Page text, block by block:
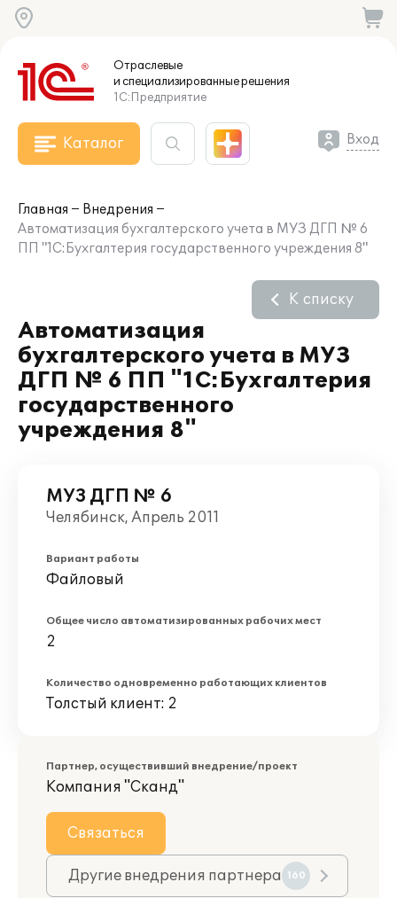
Отраслевые
и специализированныерешения
1С:Предприятие
Каталог Вход
Главная
Внедрения
Автоматизация бухгалтерского учета в МУЗ ДГП № 6
ПП "1С:Бухгалтерия государственного учреждения 8"
Автоматизация
бухгалтерского учета в МУЗ
ДГП № 6 ПП "1С:Бухгалтерия
государственного
учреждения 8"
К списку
МУЗ ДГП № 6
Челябинск, Апрель 2011
Вариант работы
Файловый
Общее число автоматизированных рабочих мест
2
Количество одновременно работающих клиентов
Толстый клиент: 2
Партнер, осуществивший внедрение/проект
Компания "Сканд"
Связаться
Другие внедрения партнера 160